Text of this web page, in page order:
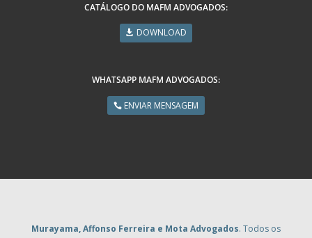
CATÁLOGO DO MAFM ADVOGADOS:
DOWNLOAD
WHATSAPP MAFM ADVOGADOS:
ENVIAR MENSAGEM
Murayama, Affonso Ferreira e Mota Advogados. Todos os